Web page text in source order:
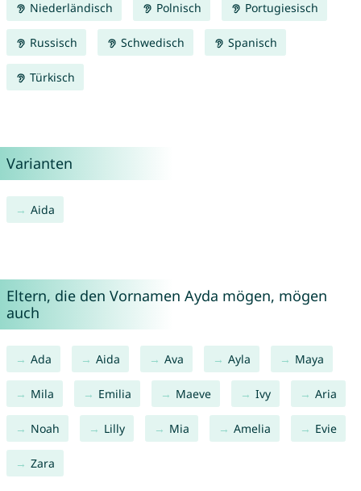
Niederländisch Polnisch Portugiesisch
Russisch Schwedisch Spanisch
Türkisch
Varianten
Aida
Eltern, die den Vornamen Ayda mögen, mögen
auch
Ada Aida Ava Ayla Maya
Mila Emilia Maeve Ivy Aria
Noah Lilly Mia Amelia Evie
Zara